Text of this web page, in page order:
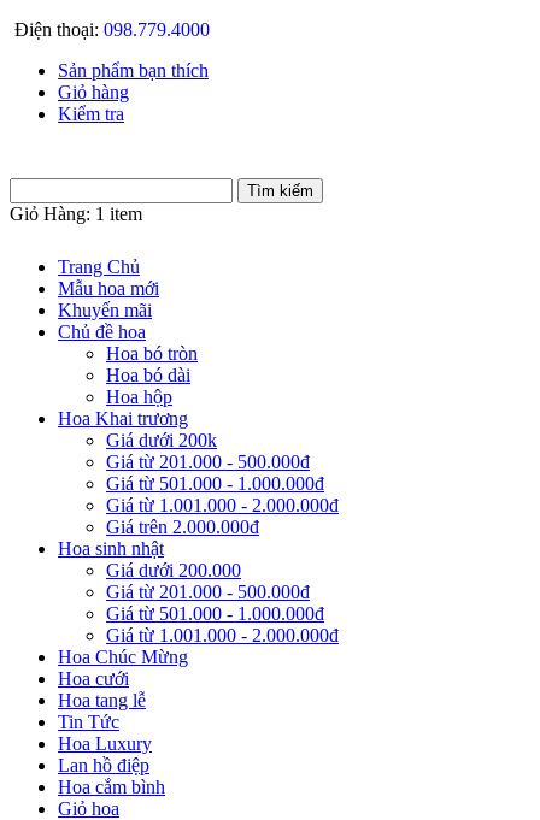
Điện thoại: 098.779.4000
Sản phẩm bạn thích
Giỏ hàng
Kiểm tra
Giỏ Hàng: 1 item
Trang Chủ
Mẫu hoa mới
Khuyến mãi
Chủ đề hoa
Hoa bó tròn
Hoa bó dài
Hoa hộp
Hoa Khai trương
Giá dưới 200k
Giá từ 201.000 - 500.000đ
Giá từ 501.000 - 1.000.000đ
Giá từ 1.001.000 - 2.000.000đ
Giá trên 2.000.000đ
Hoa sinh nhật
Giá dưới 200.000
Giá từ 201.000 - 500.000đ
Giá từ 501.000 - 1.000.000đ
Giá từ 1.001.000 - 2.000.000đ
Hoa Chúc Mừng
Hoa cưới
Hoa tang lễ
Tin Tức
Hoa Luxury
Lan hồ điệp
Hoa cắm bình
Giỏ hoa